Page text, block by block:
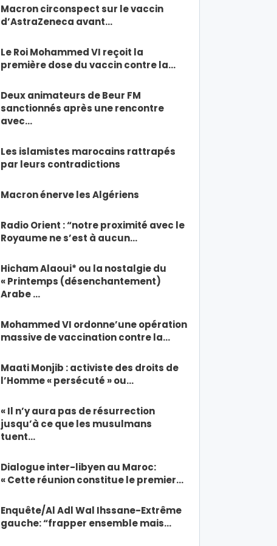
Macron circonspect sur le vaccin
d’AstraZeneca avant…
Le Roi Mohammed VI reçoit la
première dose du vaccin contre la…
Deux animateurs de Beur FM
sanctionnés après une rencontre
avec…
Les islamistes marocains rattrapés
par leurs contradictions
Macron énerve les Algériens
Radio Orient : “notre proximité avec le
Royaume ne s’est à aucun…
Hicham Alaoui* ou la nostalgie du
« Printemps (désenchantement)
Arabe …
Mohammed VI ordonne’une opération
massive de vaccination contre la…
Maati Monjib : activiste des droits de
l’Homme « persécuté » ou…
« Il n’y aura pas de résurrection
jusqu’à ce que les musulmans
tuent…
Dialogue inter-libyen au Maroc:
« Cette réunion constitue le premier…
Enquête/Al Adl Wal Ihssane-Extrême
gauche: “frapper ensemble mais…